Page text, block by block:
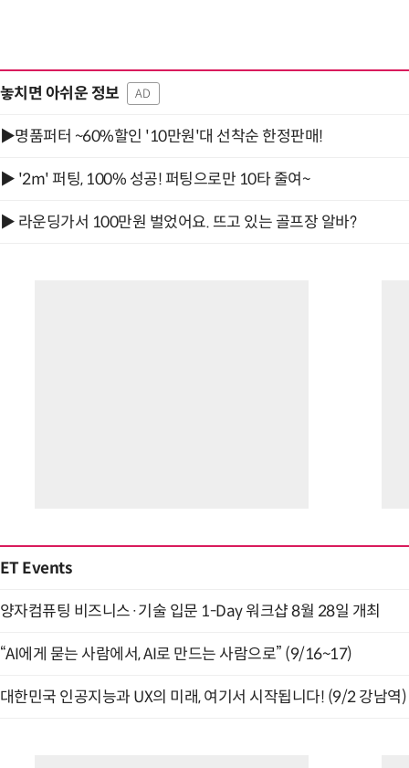
놓치면 아쉬운 정보 AD
▶명품퍼터 ~60%할인 '10만원'대 선착순 한정판매!
▶ '2m' 퍼팅, 100% 성공! 퍼팅으로만 10타 줄여~
▶ 라운딩가서 100만원 벌었어요. 뜨고 있는 골프장 알바?
ET Events
양자컴퓨팅 비즈니스·기술 입문 1-Day 워크샵 8월 28일 개최
“AI에게 묻는 사람에서, AI로 만드는 사람으로” (9/16~17)
대한민국 인공지능과 UX의 미래, 여기서 시작됩니다! (9/2 강남역)